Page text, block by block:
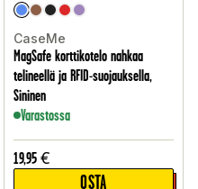
CaseMe
MagSafe korttikotelo nahkaa
telineellä ja RFID-suojauksella,
Sininen
Varastossa
19,95 €
OSTA